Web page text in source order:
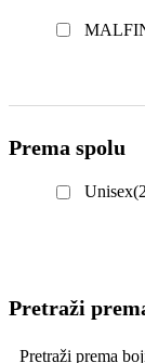
Prema spolu
Unisex
Pretraži
Pretraži prema